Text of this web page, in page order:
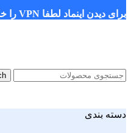
برای دیدن اینماد لطفا VPN را خاموش کنید
دسته بندی